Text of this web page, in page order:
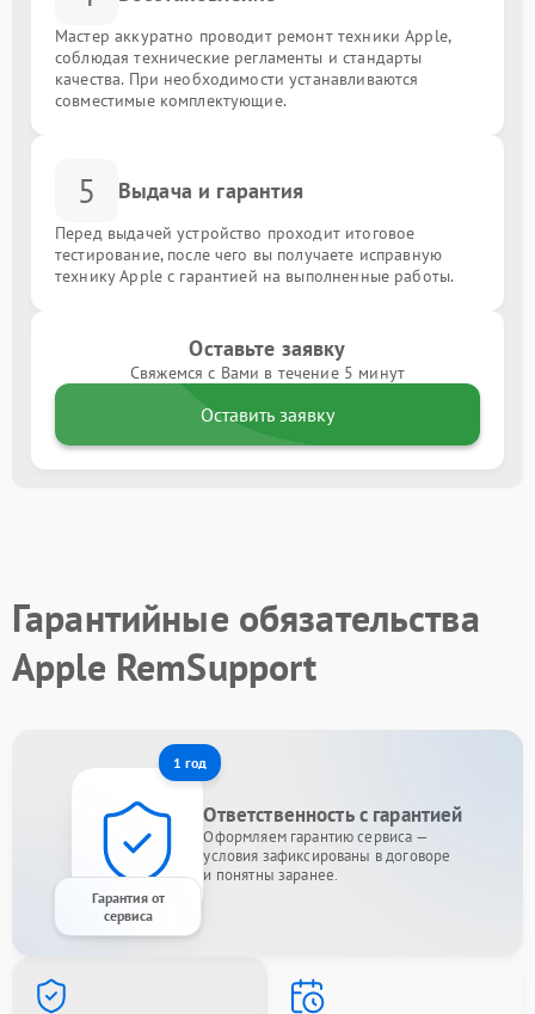
Мастер аккуратно проводит ремонт техники Apple,
соблюдая технические регламенты и стандарты
качества. При необходимости устанавливаются
совместимые комплектующие.
5 Выдача и гарантия
Перед выдачей устройство проходит итоговое
тестирование, после чего вы получаете исправную
технику Apple с гарантией на выполненные работы.
Оставьте заявку
Свяжемся с Вами в течение 5 минут
Оставить заявку
Гарантийные обязательства
Apple RemSupport
1 год
Гарантия от
сервиса
Ответственность с гарантией
Оформляем гарантию сервиса —
условия зафиксированы в договоре
и понятны заранее.